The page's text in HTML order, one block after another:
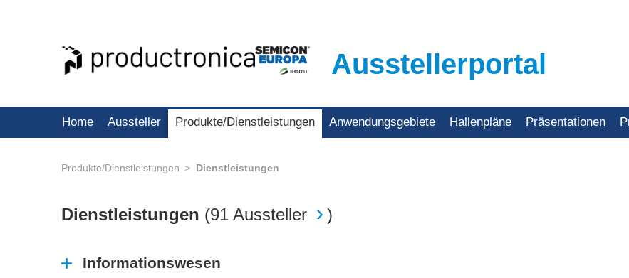
Ausstellerportal
Home Aussteller Produkte/Dienstleistungen Anwendungsgebiete Hallenpläne Präsentationen
Produkte/Dienstleistungen Dienstleistungen
Dienstleistungen (91 Aussteller )
Informationswesen